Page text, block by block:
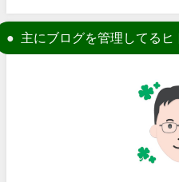
主にブログを管理してるヒ